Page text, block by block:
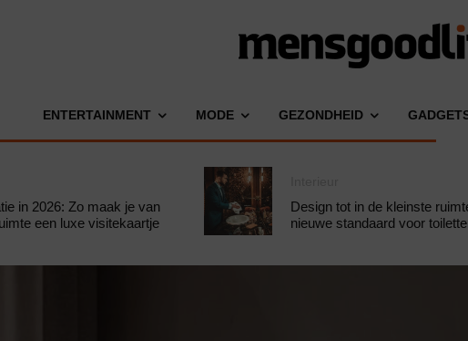
ENTERTAINMENT MODE GEZONDHEID
in 2026: Zo maak je van
een luxe visitekaartje
Design tot in de kleinste
nieuwe standaard voor